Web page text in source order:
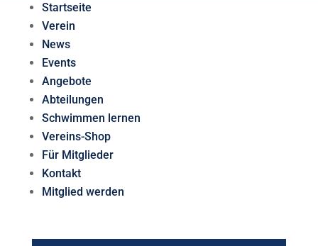
Startseite
Verein
News
Events
Angebote
Abteilungen
Schwimmen lernen
Vereins-Shop
Für Mitglieder
Kontakt
Mitglied werden